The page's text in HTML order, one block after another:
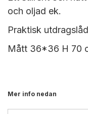
och oljad ek.
Praktisk
Mått 36*36 H 70
Mer info nedan